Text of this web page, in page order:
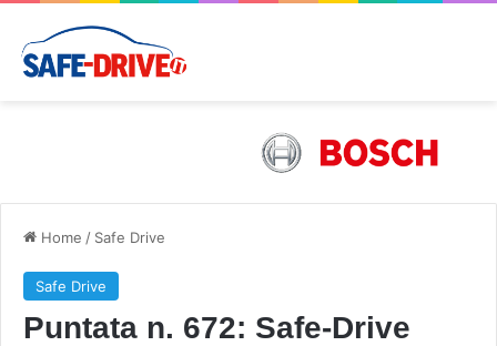
Home / Safe Drive
Safe Drive
Puntata n. 672: Safe-Drive